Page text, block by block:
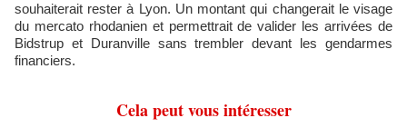
souhaiterait rester à Lyon. Un montant qui changerait le visage
du mercato rhodanien et permettrait de valider les arrivées de
Bidstrup et Duranville sans trembler devant les gendarmes
financiers.
Cela peut vous intéresser